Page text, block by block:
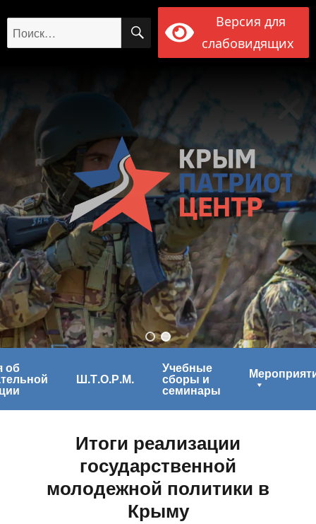
Искать: ПОИСК
Версия для
слабовидящих
об
Ш.Т.О.Р.М.
Учебные
сборы и
семинары
Итоги реализации
государственной
молодежной политики в
Крыму